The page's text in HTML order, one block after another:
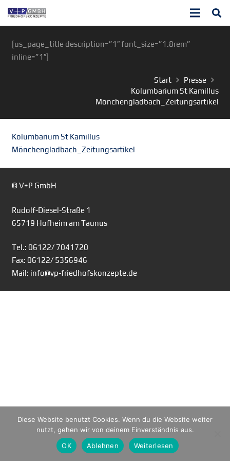
[us_page_title description=”1″ font_size=”1.8rem”
inline=”1″]
Start
Presse
Kolumbarium St Kamillus
Mönchengladbach_Zeitungsartikel
Kolumbarium St Kamillus
Mönchengladbach_Zeitungsartikel
© V+P GmbH
Rudolf-Diesel-Straße 1
65719 Hofheim am Taunus
Tel.: 06122/ 7041720
Fax: 06122/ 5356946
Mail: info@vp-friedhofskonzepte.de
Diese Website benutzt Cookies. Wenn du die Website weiter
nutzt, gehen wir von deinem Einverständnis aus.
OK
Ablehnen Weiterlesen